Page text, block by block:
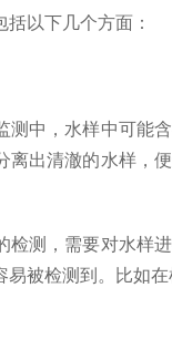
括以下几个方面：
，水样中可能含
离出清澈的水样，
，需要对水样进
被检测到。比如